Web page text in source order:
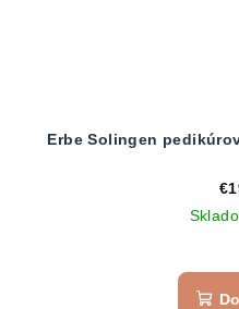
Erbe Solingen